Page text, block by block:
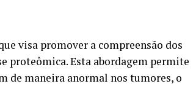
visa promover a compreensão dos
proteômica. Esta abordagem permite
de maneira anormal nos tumores, o